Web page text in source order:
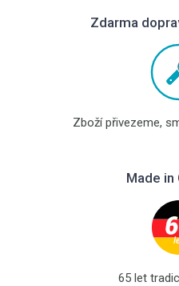
Zdarma
Zboží přivezeme,
Made in
65 let